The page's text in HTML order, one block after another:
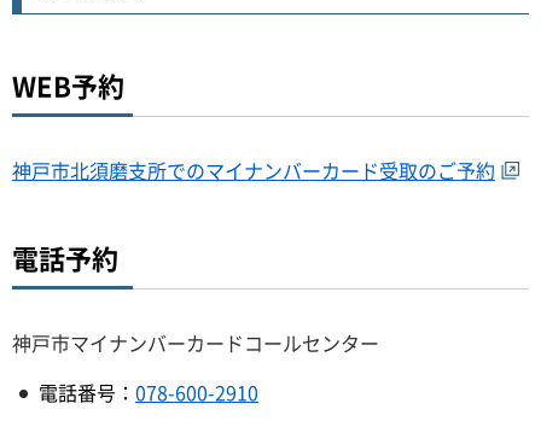
WEB予約
神戸市北須磨支所でのマイナンバーカード受取のご予約
電話予約
神戸市マイナンバーカードコールセンター
電話番号： 078-600-2910